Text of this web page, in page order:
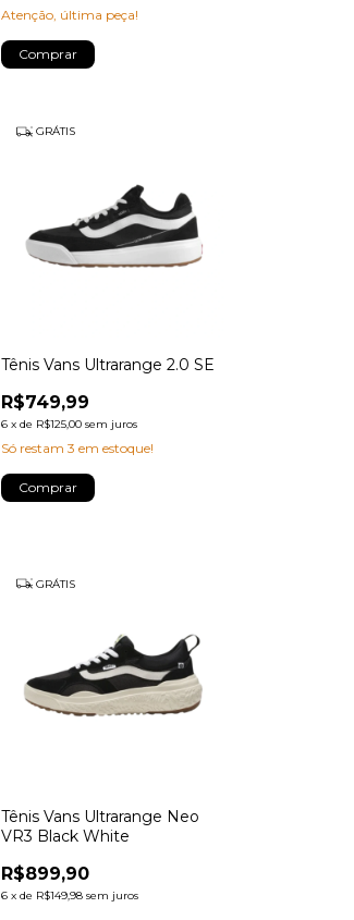
Atenção, última peça!
Comprar
GRÁTIS
Tênis Vans Ultrarange 2.0 SE
R$749,99
6 x de R$125,00 sem juros
Só restam 3 em estoque!
Comprar
GRÁTIS
Tênis Vans Ultrarange Neo
VR3 Black White
R$899,90
6 x de R$149,98 sem juros